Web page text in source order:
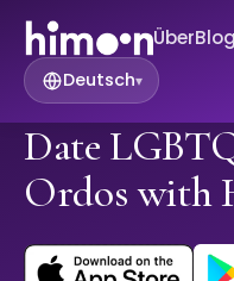
ÜberBlog
Deutsch▾
Date
Ordos with